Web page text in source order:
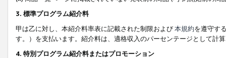
3. 標準プログラム紹介料
甲は乙に対し、本紹介料率表に記載された制限および本規約を遵守す
す。）を支払います。紹介料は、適格収入のパーセンテージとして計
4. 特別プログラム紹介料またはプロモーション